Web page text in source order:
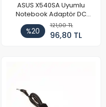
ASUS X540SA Uyumlu
Notebook Adaptör DC
Power Kablosu
%20
121,00 TL
96,80 TL